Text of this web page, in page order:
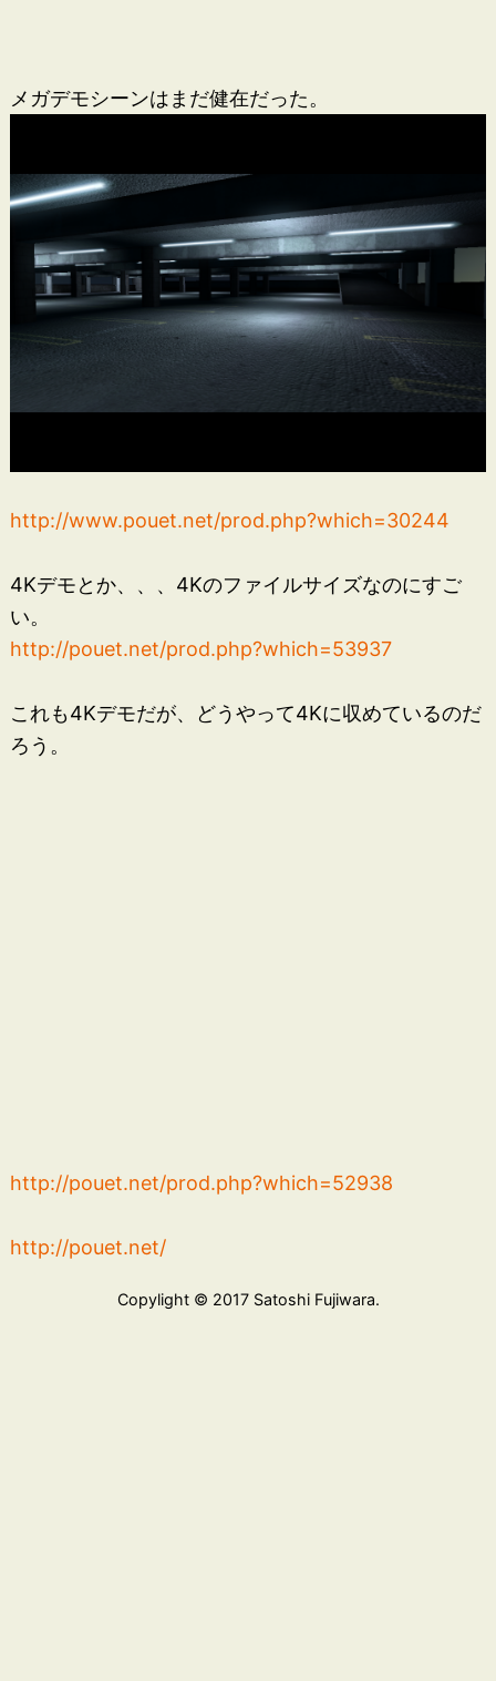
メガデモシーンはまだ健在だった。
http://www.pouet.net/prod.php?which=30244
4Kデモとか、、、4Kのファイルサイズなのにすご
い。
http://pouet.net/prod.php?which=53937
これも4Kデモだが、どうやって4Kに収めているのだ
ろう。
http://pouet.net/prod.php?which=52938
http://pouet.net/
Copylight © 2017 Satoshi Fujiwara.